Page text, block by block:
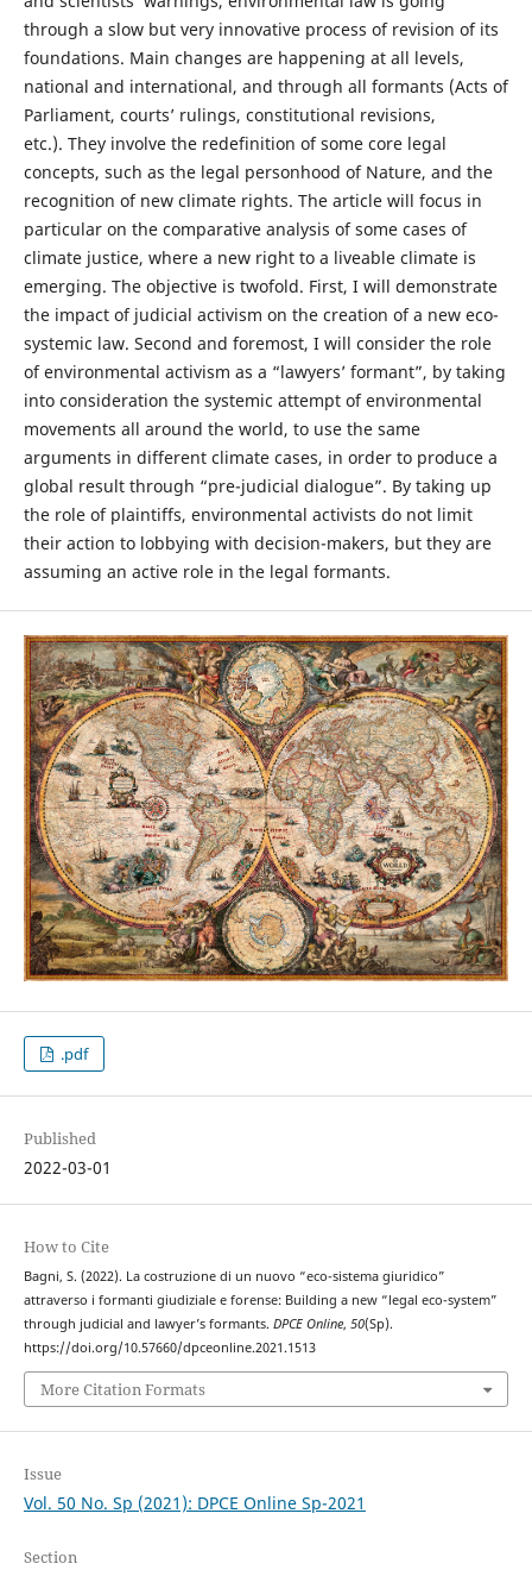
through a slow but very innovative process of revision of its
foundations. Main changes are happening at all levels,
national and international, and through all formants (Acts of
Parliament, courts’ rulings, constitutional revisions,
etc.). They involve the redefinition of some core legal
concepts, such as the legal personhood of Nature, and the
recognition of new climate rights. The article will focus in
particular on the comparative analysis of some cases of
climate justice, where a new right to a liveable climate is
emerging. The objective is twofold. First, I will demonstrate
the impact of judicial activism on the creation of a new eco-
systemic law. Second and foremost, I will consider the role
of environmental activism as a “lawyers’ formant”, by taking
into consideration the systemic attempt of environmental
movements all around the world, to use the same
arguments in different climate cases, in order to produce a
global result through “pre-judicial dialogue”. By taking up
the role of plaintiffs, environmental activists do not limit
their action to lobbying with decision-makers, but they are
assuming an active role in the legal formants.
.pdf
Published
2022-03-01
How to Cite
Bagni, S. (2022). La costruzione di un nuovo “eco-sistema giuridico”
attraverso i formanti giudiziale e forense: Building a new “legal eco-system”
through judicial and lawyer’s formants. DPCE Online, 50(Sp).
https://doi.org/10.57660/dpceonline.2021.1513
More Citation Formats
Issue
Vol. 50 No. Sp (2021): DPCE Online Sp-2021
Section